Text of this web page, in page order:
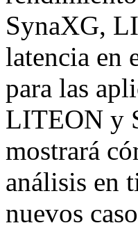
SynaXG,
latencia en
para las
LITEON y
mostrará
análisis en
nuevos